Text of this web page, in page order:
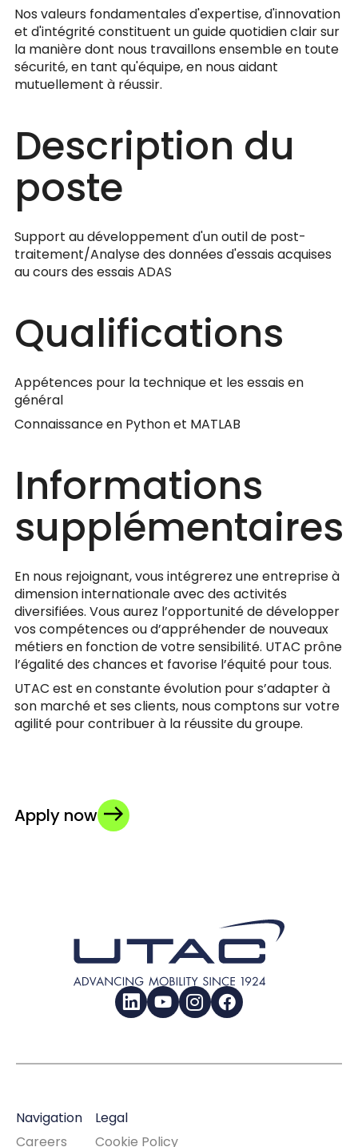
Nos valeurs fondamentales d'expertise, d'innovation
et d'intégrité constituent un guide quotidien clair sur
la manière dont nous travaillons ensemble en toute
sécurité, en tant qu'équipe, en nous aidant
mutuellement à réussir.
Description du
poste
Support au développement d'un outil de post-
traitement/Analyse des données d'essais acquises
au cours des essais ADAS
Qualifications
Appétences pour la technique et les essais en
général
Connaissance en Python et MATLAB
Informations
supplémentaires
En nous rejoignant, vous intégrerez une entreprise à
dimension internationale avec des activités
diversifiées. Vous aurez l’opportunité de développer
vos compétences ou d’appréhender de nouveaux
métiers en fonction de votre sensibilité. UTAC prône
l’égalité des chances et favorise l’équité pour tous.
UTAC est en constante évolution pour s’adapter à
son marché et ses clients, nous comptons sur votre
agilité pour contribuer à la réussite du groupe.
Apply now
LinkedInYouTubeInstagramFacebook
Navigation
Careers
Legal
Cookie Policy